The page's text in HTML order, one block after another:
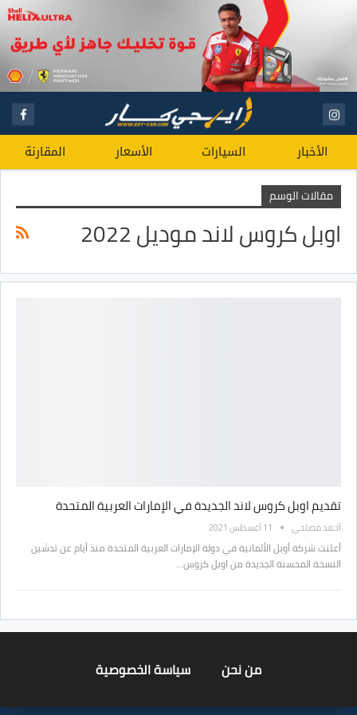
الأخبار السيارات الأسعار المقارنة
مقالات الوسم
اوبل كروس لاند موديل 2022
تقديم اوبل كروس لاند الجديدة في الإمارات العربية المتحدة
أحمد مصلحي 11 أغسطس 2021
أعلنت شركة أوبل الألمانية في دولة الإمارات العربية المتحدة منذ أيام عن تدشين
النسخة المحسنة الجديدة من اوبل كروس…
من نحن سياسة الخصوصية